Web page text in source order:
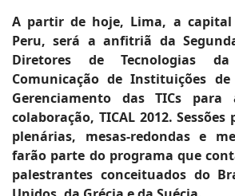
A partir de hoje, Lima, a capital
Peru, será a anfitriã da
Diretores de Tecnologias
Comunicação de Instituições de
Gerenciamento das TICs
colaboração, TICAL 2012. Sessões
plenárias, mesas-redondas e
farão parte do programa que
palestrantes conceituados do